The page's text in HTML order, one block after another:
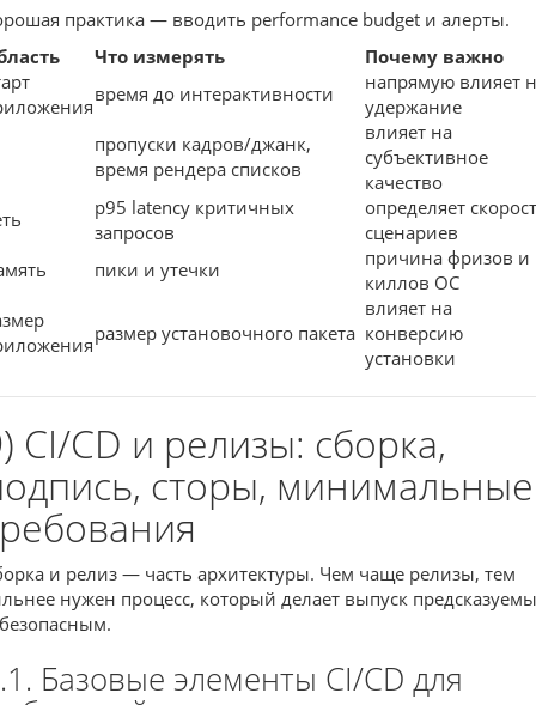
практика — вводить performance budget и алерты.
Что измерять
Почему важно
время до интерактивности
напрямую влияет
удержание
пропуски кадров/джанк,
время рендера списков
влияет на
субъективное
качество
p95 latency критичных
запросов
определяет
сценариев
пики и утечки
причина фризов и
киллов ОС
размер установочного пакета
влияет на
конверсию
установки
CI/CD и релизы: сборка,
сторы, минимальные
и релиз — часть архитектуры. Чем чаще релизы, тем
нужен процесс, который делает выпуск
Базовые элементы CI/CD для